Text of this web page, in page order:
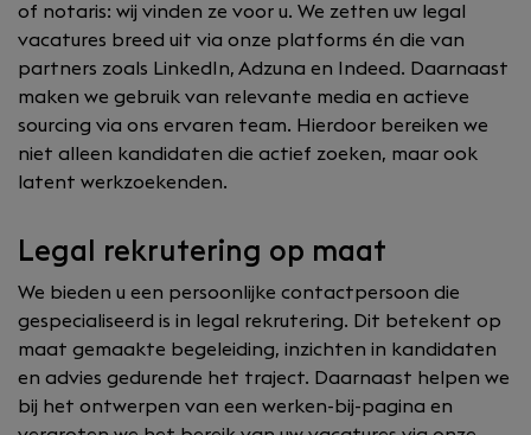
of notaris: wij vinden ze voor u. We zetten uw legal
vacatures breed uit via onze platforms én die van
partners zoals LinkedIn, Adzuna en Indeed. Daarnaast
maken we gebruik van relevante media en actieve
sourcing via ons ervaren team. Hierdoor bereiken we
niet alleen kandidaten die actief zoeken, maar ook
latent werkzoekenden.
Legal rekrutering op maat
We bieden u een persoonlijke contactpersoon die
gespecialiseerd is in legal rekrutering. Dit betekent op
maat gemaakte begeleiding, inzichten in kandidaten
en advies gedurende het traject. Daarnaast helpen we
bij het ontwerpen van een werken-bij-pagina en